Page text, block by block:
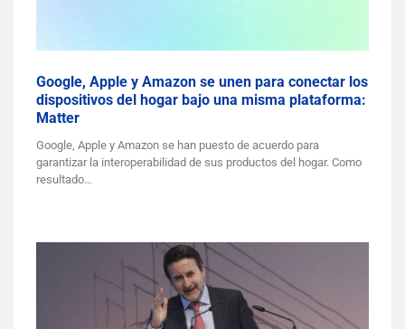
Google, Apple y Amazon se unen para conectar los
dispositivos del hogar bajo una misma plataforma:
Matter
Google, Apple y Amazon se han puesto de acuerdo para
garantizar la interoperabilidad de sus productos del hogar. Como
resultado…